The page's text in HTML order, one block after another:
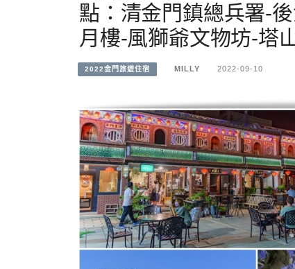
點：清金門鎮總兵署-
月樓-風獅爺文物坊-塔
2022金門旅遊住宿 MILLY 2022-09-10